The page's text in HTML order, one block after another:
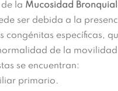
la Mucosidad Bronquial
ser debida a la
congénitas específicas,
de la movilidad
se encuentran:
primario.